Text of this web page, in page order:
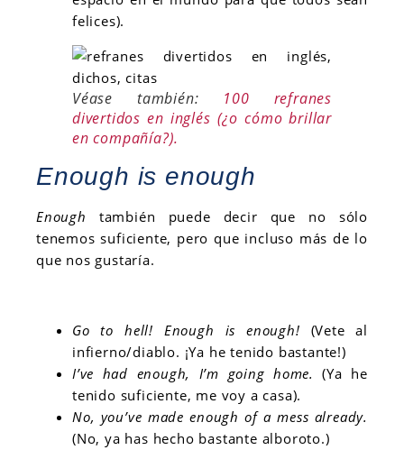
felices).
Véase también: 100 refranes
divertidos en inglés (¿o cómo brillar
en compañía?).
Enough is enough
Enough también puede decir que no sólo
tenemos suficiente, pero que incluso más de lo
que nos gustaría.
Go to hell! Enough is enough! (Vete al
infierno/diablo. ¡Ya he tenido bastante!)
I’ve had enough, I’m going home. (Ya he
tenido suficiente, me voy a casa).
No, you’ve made enoughof amess already.
(No, ya has hecho bastante alboroto.)